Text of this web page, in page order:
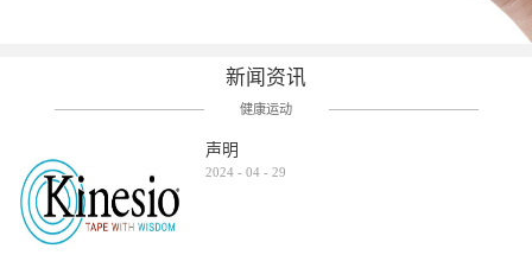
新闻资讯
健康运动
声明
2024 - 04 - 29